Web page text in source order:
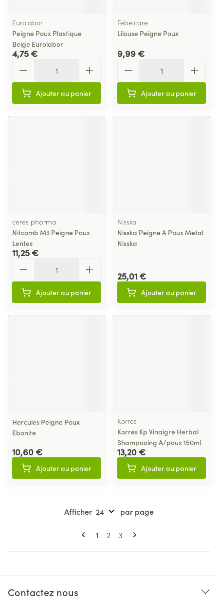
Eurolabor
Peigne Poux Plastique
Beige Eurolabor
4,75 €
Ajouter au panier
Febelcare
Lilouse Peigne Poux
9,99 €
Ajouter au panier
ceres pharma
Nitcomb M3 Peigne Poux
Lentes
11,25 €
Ajouter au panier
Nisska
Nisska Peigne A Poux Metal
Nisska
25,01 €
Ajouter au panier
Hercules Peigne Poux
Ebonite
10,60 €
Ajouter au panier
Korres
Korres Kp Vinaigre Herbal
Shampooing A/poux 150ml
13,20 €
Ajouter au panier
Pages
Vous lisez actuellement la page
1 Page
2 Page
3
Afficher par page
Contactez nous